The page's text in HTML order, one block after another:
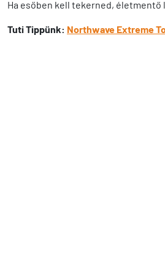
Ha esőben kell tekerned, életmentő
Tuti Tippünk: Northwave Extreme